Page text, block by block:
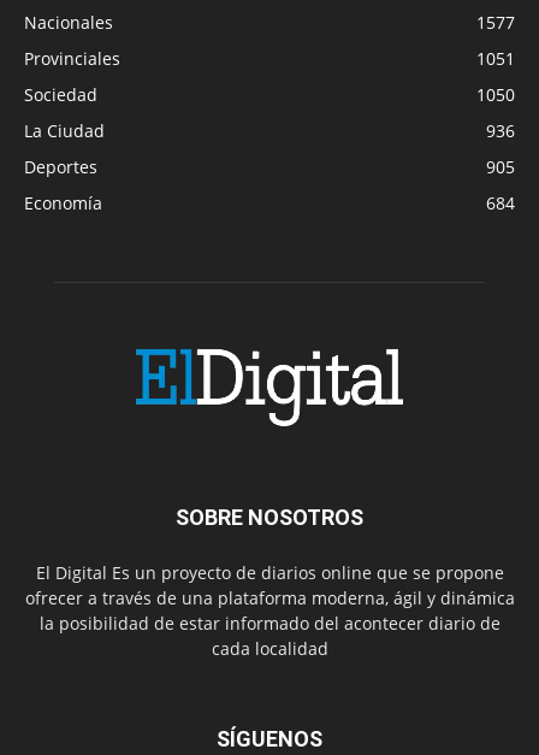
Nacionales
1577
Provinciales
1051
Sociedad
1050
La Ciudad
936
Deportes
905
Economía
684
SOBRE NOSOTROS
El Digital Es un proyecto de diarios online que se propone
ofrecer a través de una plataforma moderna, ágil y dinámica
la posibilidad de estar informado del acontecer diario de
cada localidad
SÍGUENOS